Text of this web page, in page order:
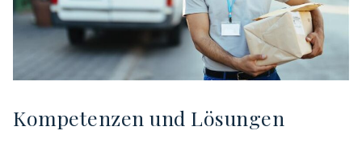
Kompetenzen und Lösungen